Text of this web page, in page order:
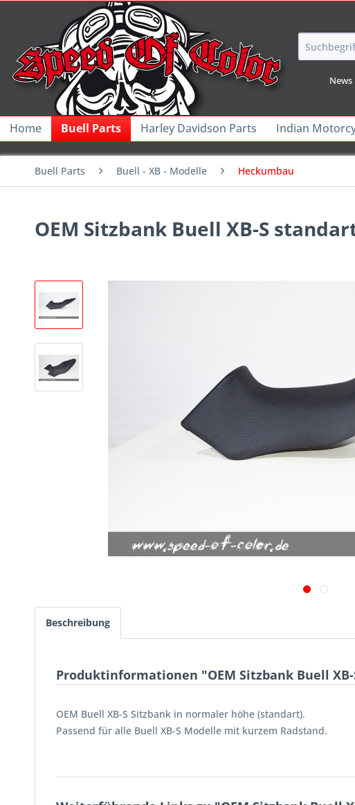
News
Home Buell Parts Harley Davidson Parts Indian
Buell Parts Buell - XB - Modelle Heckumbau
OEM Sitzbank Buell XB-S
Beschreibung
Produktinformationen "OEM Sitzbank Buell
OEM Buell XB-S Sitzbank in normaler höhe (standart).
Passend für alle Buell XB-S Modelle mit kurzem Radstand.